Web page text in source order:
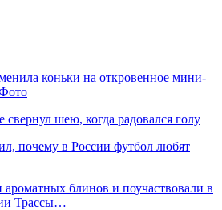
коньки на откровенное мини-
свернул шею, когда радовался голу
почему в России футбол любят
ароматных блинов и поучаствовали в
Трассы…